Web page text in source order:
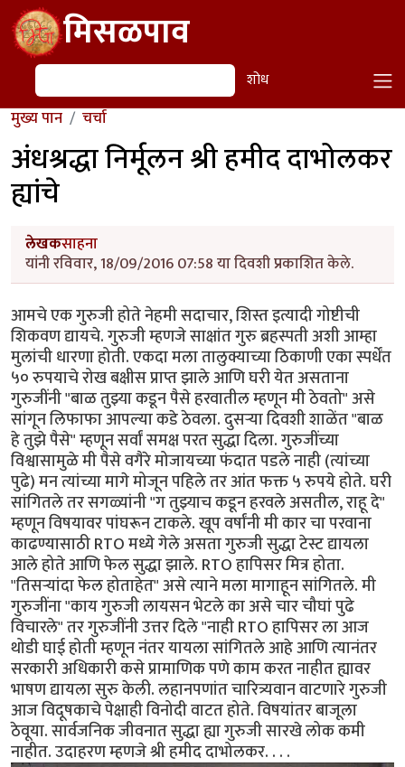
Skip to main contentमिसळपाव
शोध शोध
मुख्य पान चर्चा
अंधश्रद्धा निर्मूलन श्री हमीद दाभोलकर
ह्यांचे
लेखकसाहना
यांनी रविवार, 18/09/2016 07:58 या दिवशी प्रकाशित केले.
आमचे एक गुरुजी होते नेहमी सदाचार, शिस्त इत्यादी गोष्टीची
शिकवण द्यायचे. गुरुजी म्हणजे साक्षांत गुरु ब्रहस्पती अशी आम्हा
मुलांची धारणा होती. एकदा मला तालुक्याच्या ठिकाणी एका स्पर्धेंत
५० रुपयाचे रोख बक्षीस प्राप्त झाले आणि घरी येत असताना
गुरुजींनी "बाळ तुझ्या कडून पैसे हरवातील म्हणून मी ठेवतो" असे
सांगून लिफाफा आपल्या कडे ठेवला. दुसऱ्या दिवशी शाळेंत "बाळ
हे तुझे पैसे" म्हणून सर्वां समक्ष परत सुद्धा दिला. गुरुजींच्या
विश्वासामुळे मी पैसे वगैरे मोजायच्या फंदात पडले नाही (त्यांच्या
पुढे) मन त्यांच्या मागे मोजून पहिले तर आंत फक्त ५ रुपये होते. घरी
सांगितले तर सगळ्यांनी "ग तुझ्याच कडून हरवले असतील, राहू दे"
म्हणून विषयावर पांघरून टाकले. खूप वर्षांनी मी कार चा परवाना
काढण्यासाठी RTO मध्ये गेले असता गुरुजी सुद्धा टेस्ट द्यायला
आले होते आणि फेल सुद्धा झाले. RTO हापिसर मित्र होता.
"तिसऱ्यांदा फेल होताहेत" असे त्याने मला मागाहून सांगितले. मी
गुरुजींना "काय गुरुजी लायसन भेटले का असे चार चौघां पुढे
विचारले" तर गुरुजींनी उत्तर दिले "नाही RTO हापिसर ला आज
थोडी घाई होती म्हणून नंतर यायला सांगितले आहे आणि त्यानंतर
सरकारी अधिकारी कसे प्रामाणिक पणे काम करत नाहीत ह्यावर
भाषण द्यायला सुरु केली. लहानपणांत चारित्र्यवान वाटणारे गुरुजी
आज विदूषकाचे पेक्षाही विनोदी वाटत होते. विषयांतर बाजूला
ठेवूया. सार्वजनिक जीवनात सुद्धा ह्या गुरुजी सारखे लोक कमी
नाहीत. उदाहरण म्हणजे श्री हमीद दाभोलकर. . . .